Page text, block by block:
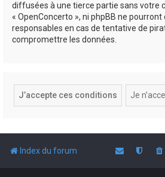
diffusées à une tierce partie sans votre
« OpenConcerto », ni phpBB ne
responsables en cas de tentative de
compromettre les données.
Index du forum